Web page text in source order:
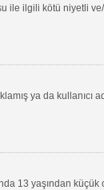
ile ilgili kötü niyetli
ya da kullanıcı
13 yaşından